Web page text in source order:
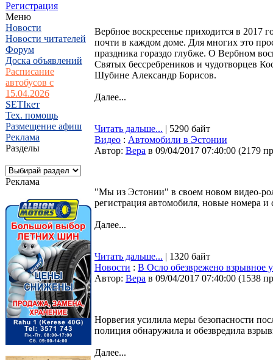
Регистрация
Меню
Новости
Новости читателей
Форум
Доска объявлений
Расписание
автобусов с
15.04.2026
SETIкет
Тех. помощь
Размещение афиш
Реклама
Разделы
Реклама
Вербное воскресенье приходится в 2017
почти в каждом доме. Для многих это
праздника гораздо глубже. О Вербном
Святых бессребреников и чудотворцев
Шубине Александр Борисов.
Далее...
Читать дальше... | 5290 байт
Видео : Автомобили в Эстонии
Автор: Bepa в 09/04/2017 07:40:00 (2179
"Мы из Эстонии" в своем новом видео-
регистрация автомобиля, новые номера
Далее...
Читать дальше... | 1320 байт
Новости : В Осло обезврежено взрывное
Автор: Bepa в 09/04/2017 07:40:00 (1538
Норвегия усилила меры безопасности
полиция обнаружила и обезвредила
Далее...